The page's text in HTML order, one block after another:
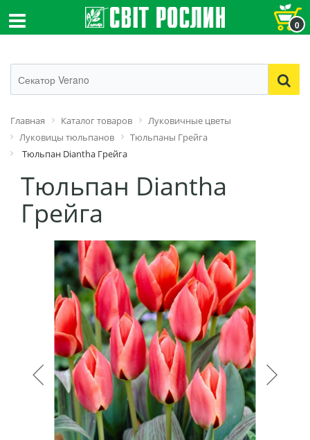
0
Главная Каталог товаров
Луковичные цветы
Луковицы тюльпанов
Тюльпаны Грейга
Тюльпан Diantha Грейга
Тюльпан Diantha
Грейга